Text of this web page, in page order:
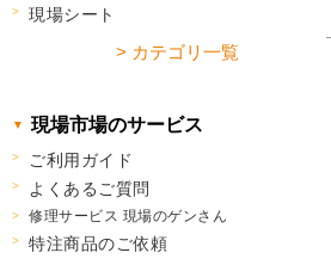
現場シート
> カテゴリ一覧
現場市場のサービス
ご利用ガイド
よくあるご質問
修理サービス 現場のゲンさん
特注商品のご依頼